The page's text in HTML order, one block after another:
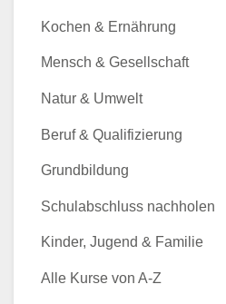
Kochen & Ernährung
Mensch & Gesellschaft
Natur & Umwelt
Beruf & Qualifizierung
Grundbildung
Schulabschluss nachholen
Kinder, Jugend & Familie
Alle Kurse von A-Z